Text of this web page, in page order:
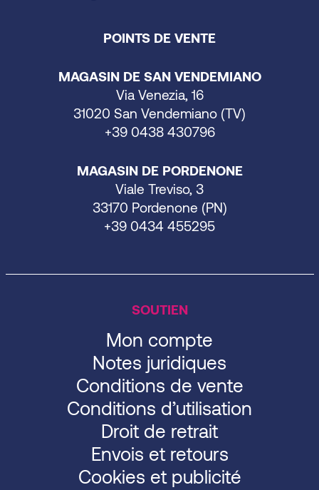
POINTS DE VENTE
MAGASIN DE SAN VENDEMIANO
Via Venezia, 16
31020 San Vendemiano (TV)
+39 0438 430796
MAGASIN DE PORDENONE
Viale Treviso, 3
33170 Pordenone (PN)
+39 0434 455295
SOUTIEN
Mon compte
Notes juridiques
Conditions de vente
Conditions d’utilisation
Droit de retrait
Envois et retours
Cookies et publicité